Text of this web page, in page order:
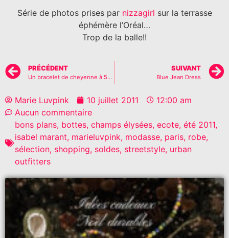
Série de photos prises par nizzagirl sur la terrasse
éphémère l’Oréal…
Trop de la balle!!
PRÉCÉDENT
Un bracelet de cheyenne à 5€, la ceinture à 15€!??
SUIVANT
Blue Jean Dress
Marie Luvpink 10 juillet 2011
12:00 am
Aucun commentaire
bons plans, bottes, champs élysées, ecote, été 2011,
isabel marant, marieluvpink, modasse, paris, robe,
sélection, shopping, soldes, streetstyle, urban
outfitters